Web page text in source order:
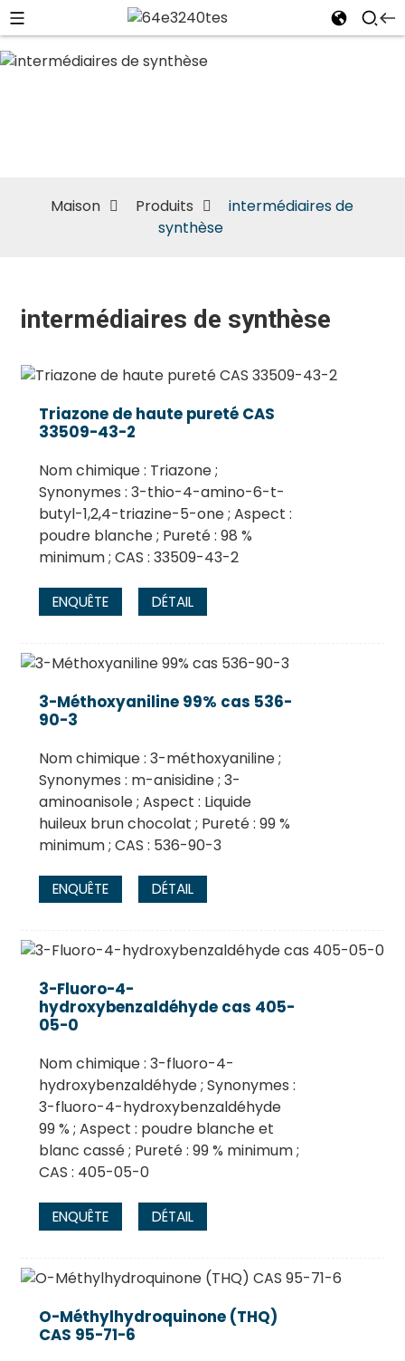
Maison Produits
intermédiaires de
synthèse
intermédiaires de synthèse
Triazone de haute pureté CAS
33509-43-2
Nom chimique : Triazone ;
Synonymes : 3-thio-4-amino-6-t-
butyl-1,2,4-triazine-5-one ; Aspect :
poudre blanche ; Pureté : 98 %
minimum ; CAS : 33509-43-2
ENQUÊTE DÉTAIL
3-Méthoxyaniline 99% cas 536-
90-3
Nom chimique : 3-méthoxyaniline ;
Synonymes : m-anisidine ; 3-
aminoanisole ; Aspect : Liquide
huileux brun chocolat ; Pureté : 99 %
minimum ; CAS : 536-90-3
ENQUÊTE DÉTAIL
3-Fluoro-4-
hydroxybenzaldéhyde cas 405-
05-0
Nom chimique : 3-fluoro-4-
hydroxybenzaldéhyde ; Synonymes :
3-fluoro-4-hydroxybenzaldéhyde
99 % ; Aspect : poudre blanche et
blanc cassé ; Pureté : 99 % minimum ;
CAS : 405-05-0
ENQUÊTE DÉTAIL
O-Méthylhydroquinone (THQ)
CAS 95-71-6